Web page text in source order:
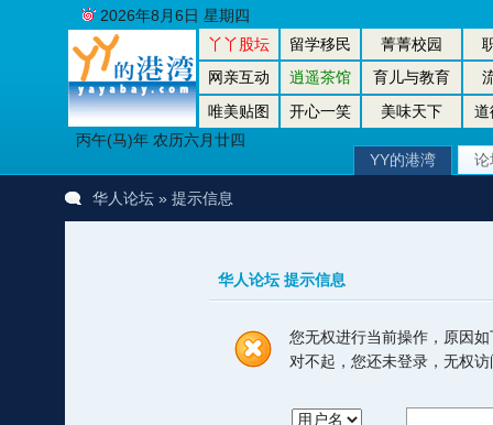
丫丫股坛 留学移民 菁菁校园
网亲互动
逍遥茶馆 育儿与教育
唯美贴图
开心一笑 美味天下
道
丙午(马)年 农历六月廿四
2026年8月6日 星期四
YY的港湾 论
华人论坛» 提示信息
华人论坛 提示信息
您无权进行当前操作，原因如
对不起，您还未登录，无权